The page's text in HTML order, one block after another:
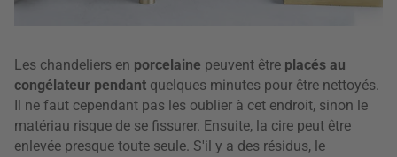
Les chandeliers en porcelaine peuvent être placés au
congélateur pendant quelques minutes pour être nettoyés.
Il ne faut cependant pas les oublier à cet endroit, sinon le
matériau risque de se fissurer. Ensuite, la cire peut être
enlevée presque toute seule. S'il y a des résidus, le